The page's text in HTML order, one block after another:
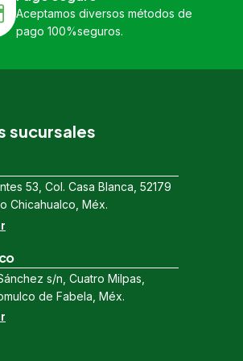
Aceptamos diversos métodos de
pago 100%seguros.
sucursales
53, Col. Casa Blanca, 52179
Chicahualco, Méx.
s/n, Cuatro Milpas,
de Fabela, Méx.